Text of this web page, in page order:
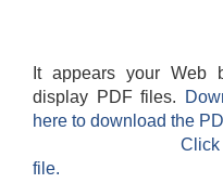
It appears your Web
display PDF files.
here to download the
file.